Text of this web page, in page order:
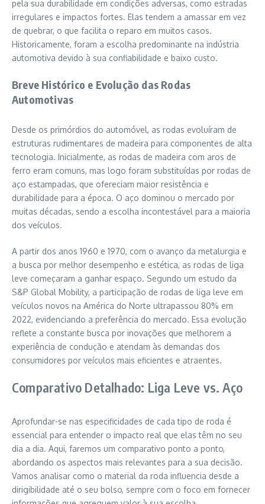
pela sua durabilidade em condições adversas, como estradas
irregulares e impactos fortes. Elas tendem a amassar em vez
de quebrar, o que facilita o reparo em muitos casos.
Historicamente, foram a escolha predominante na indústria
automotiva devido à sua confiabilidade e baixo custo.
Breve Histórico e Evolução das Rodas
Automotivas
Desde os primórdios do automóvel, as rodas evoluíram de
estruturas rudimentares de madeira para componentes de alta
tecnologia. Inicialmente, as rodas de madeira com aros de
ferro eram comuns, mas logo foram substituídas por rodas de
aço estampadas, que ofereciam maior resistência e
durabilidade para a época. O aço dominou o mercado por
muitas décadas, sendo a escolha incontestável para a maioria
dos veículos.
A partir dos anos 1960 e 1970, com o avanço da metalurgia e
a busca por melhor desempenho e estética, as rodas de liga
leve começaram a ganhar espaço. Segundo um estudo da
S&P Global Mobility, a participação de rodas de liga leve em
veículos novos na América do Norte ultrapassou 80% em
2022, evidenciando a preferência do mercado. Essa evolução
reflete a constante busca por inovações que melhorem a
experiência de condução e atendam às demandas dos
consumidores por veículos mais eficientes e atraentes.
Comparativo Detalhado: Liga Leve vs. Aço
Aprofundar-se nas especificidades de cada tipo de roda é
essencial para entender o impacto real que elas têm no seu
dia a dia. Aqui, faremos um comparativo ponto a ponto,
abordando os aspectos mais relevantes para a sua decisão.
Vamos analisar como o material da roda influencia desde a
dirigibilidade até o seu bolso, sempre com o foco em fornecer